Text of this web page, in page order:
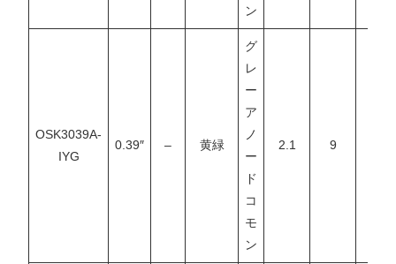
ン
OSK3039A-
IYG
0.39″ – 黄緑
グ
レ
ー
ア
ノ
ー
ド
コ
モ
ン
2.1 9